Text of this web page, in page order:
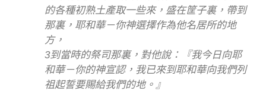
的各種初熟土產取一些來，盛在筐子裏，帶到
那裏，耶和華－你神選擇作為他名居所的地
方，
3到當時的祭司那裏，對他說：『我今日向耶
和華－你的神宣認，我已來到耶和華向我們列
祖起誓要賜給我們的地。』